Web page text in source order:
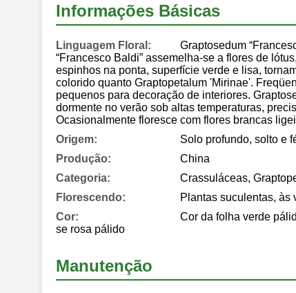
Informações Básicas
Linguagem Floral:
Graptosedum
“Francesco Baldi” assemelha-se a flores de
espinhos na ponta, superfície verde e lisa,
colorido quanto Graptopetalum 'Mirinae'.
pequenos para decoração de interiores.
dormente no verão sob altas temperaturas,
Ocasionalmente floresce com flores brancas
Origem:
Solo profundo, solto e
Produção:
China
Categoria:
Crassuláceas,
Florescendo:
Plantas suculentas, às
Cor:
Cor da folha verde
se rosa pálido
Manutenção